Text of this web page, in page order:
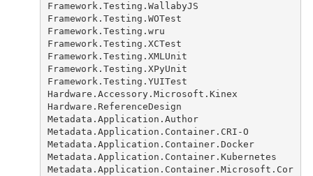
Framework.Testing.WallabyJS
Framework.Testing.WOTest
Framework.Testing.wru
Framework.Testing.XCTest
Framework.Testing.XMLUnit
Framework.Testing.XPyUnit
Framework.Testing.YUITest
Hardware.Accessory.Microsoft.Kinex
Hardware.ReferenceDesign
Metadata.Application.Author
Metadata.Application.Container.CRI-O
Metadata.Application.Container.Docker
Metadata.Application.Container.Kubernetes
Metadata.Application.Container.Microsoft.Cor